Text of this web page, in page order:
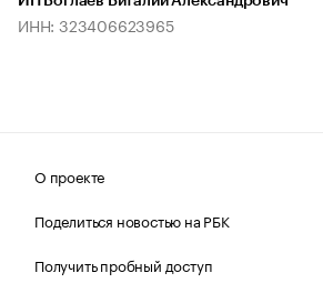
ИНН: 323406623965
О проекте
Поделиться новостью на РБК
Получить пробный доступ